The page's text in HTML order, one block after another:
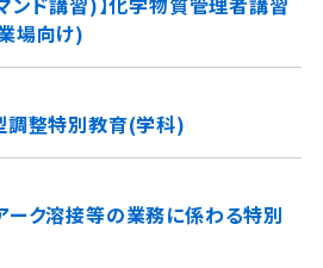
場向け)
調整特別教育(学科)
ーク溶接等の業務に係わる特別